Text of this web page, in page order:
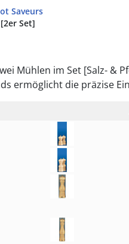
Saveurs
Set]
Mühlen im Set [Salz- &
ermöglicht die präzise